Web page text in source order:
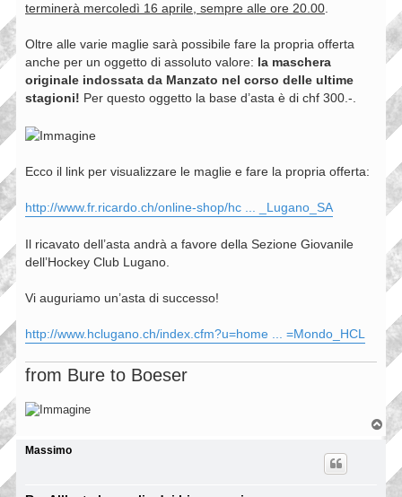
terminerà mercoledì 16 aprile, sempre alle ore 20.00.
Oltre alle varie maglie sarà possibile fare la propria offerta
anche per un oggetto di assoluto valore: la maschera
originale indossata da Manzato nel corso delle ultime
stagioni! Per questo oggetto la base d’asta è di chf 300.-.
Ecco il link per visualizzare le maglie e fare la propria offerta:
http://www.fr.ricardo.ch/online-shop/hc ... _Lugano_SA
Il ricavato dell’asta andrà a favore della Sezione Giovanile
dell’Hockey Club Lugano.
Vi auguriamo un’asta di successo!
http://www.hclugano.ch/index.cfm?u=home ... =Mondo_HCL
from Bure to Boeser
o
Massimo